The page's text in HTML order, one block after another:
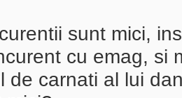
sunt mici,
cu emag, si
de carnati al lui